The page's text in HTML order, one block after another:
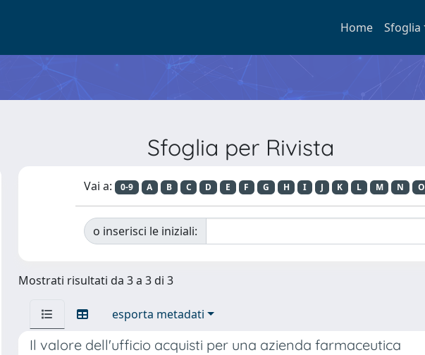
Home Sfoglia
Sfoglia per Rivista
Vai a: 0-9 A B C D E F G H I J K L M N O
o inserisci le iniziali:
Mostrati risultati da 3 a 3 di 3
esporta metadati
Il valore dell'ufficio acquisti per una azienda farmaceutica